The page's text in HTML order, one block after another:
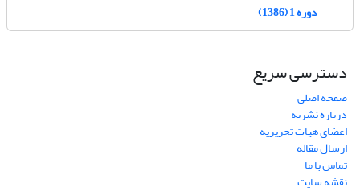
دوره 1 (1386)
دسترسی سریع
صفحه اصلی
درباره نشریه
اعضای هیات تحریریه
ارسال مقاله
تماس با ما
نقشه سایت